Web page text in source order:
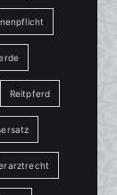
Reitpferd